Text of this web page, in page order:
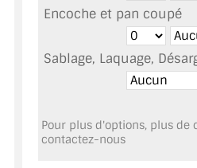
LOTS DE MIROIRS EN
MIROIR POUR PORTE
MIROIR PAROI DE DOUCHE
Encoche et pan coupé
Sablage, Laquage,
Pour plus d'options, plus de
contactez-nous